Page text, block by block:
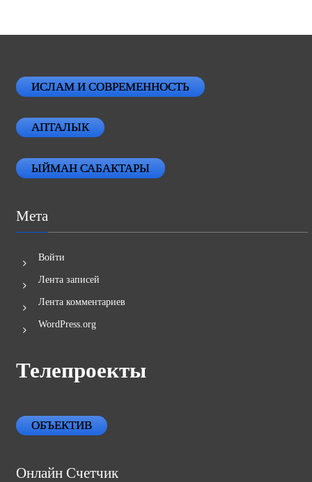
ИСЛАМ И СОВРЕМЕННОСТЬ
АПТАЛЫК
ЫЙМАН САБАКТАРЫ
Мета
Войти
Лента записей
Лента комментариев
WordPress.org
Телепроекты
ОБЪЕКТИВ
Онлайн Счетчик